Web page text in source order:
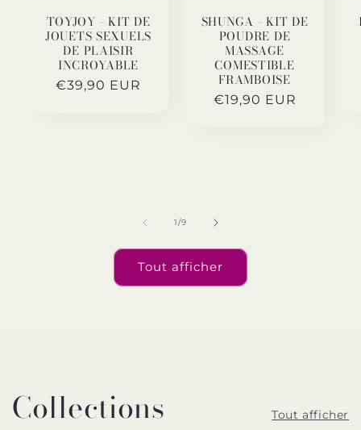
TOYJOY - KIT DE
JOUETS SEXUELS
DE PLAISIR
INCROYABLE
Prix
€39,90 EUR
SHUNGA - KIT DE
POUDRE DE
MASSAGE
COMESTIBLE
FRAMBOISE
Prix
€19,90 EUR
1/de
9
Tout afficher
Collections Tout afficher